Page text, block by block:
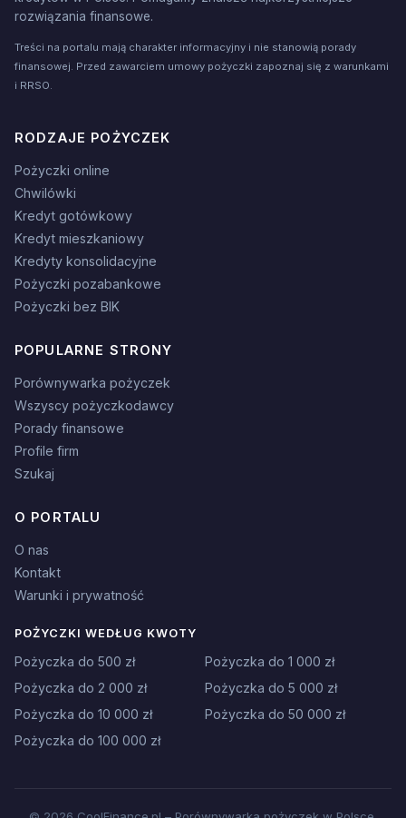
rozwiązania finansowe.
Treści na portalu mają charakter informacyjny i nie stanowią porady
finansowej. Przed zawarciem umowy pożyczki zapoznaj się z warunkami
i RRSO.
RODZAJE POŻYCZEK
Pożyczki online
Chwilówki
Kredyt gotówkowy
Kredyt mieszkaniowy
Kredyty konsolidacyjne
Pożyczki pozabankowe
Pożyczki bez BIK
POPULARNE STRONY
Porównywarka pożyczek
Wszyscy pożyczkodawcy
Porady finansowe
Profile firm
Szukaj
O PORTALU
O nas
Kontakt
Warunki i prywatność
POŻYCZKI WEDŁUG KWOTY
Pożyczka do 500 zł
Pożyczka do 1 000 zł
Pożyczka do 2 000 zł
Pożyczka do 5 000 zł
Pożyczka do 10 000 zł
Pożyczka do 50 000 zł
Pożyczka do 100 000 zł